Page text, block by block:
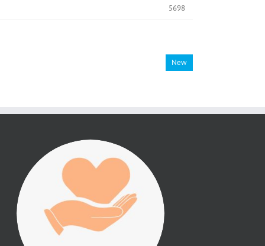
5698
New
진리횃불 사역은 여러분
의 후원으로 이루어집니
다.